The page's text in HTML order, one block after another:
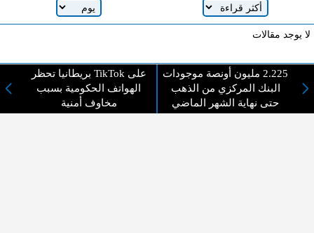
لا يوجد مقالات
2.225 مليون أونصة موجودات
البنك المركزي من الذهب
حتى نهاية الشهر الماضي
بريطانيا تحظر TikTok على
الهواتف الحكومية بسبب
مخاوف أمنية
لا مانع من الإقتباس وإعادة النشر شريط ذكر المصدر ( المدينة نيوز ) - الآراء والتعليقات
المنشورة تعبر عن رأي أصحابها فقط